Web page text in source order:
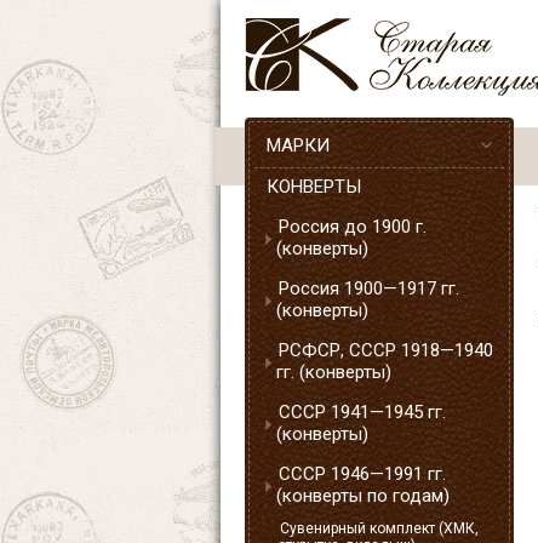
МАРКИ
КОНВЕРТЫ
Россия до 1900 г.
(конверты)
Россия 1900—1917 гг.
(конверты)
РСФСР, СССР 1918—1940
гг. (конверты)
СССР 1941—1945 гг.
(конверты)
СССР 1946—1991 гг.
(конверты по годам)
Сувенирный комплект (ХМК,